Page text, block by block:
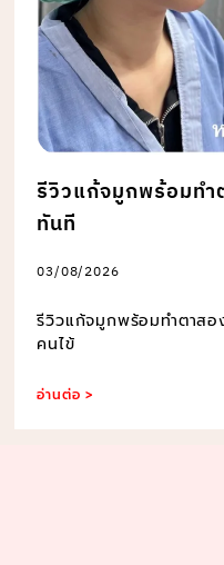
รีวิวแก้จมูกพร้อมทำ
ทันที
03/08/2026
รีวิวแก้จมูกพร้อมทำตาสอ
คนไข้
อ่านต่อ >